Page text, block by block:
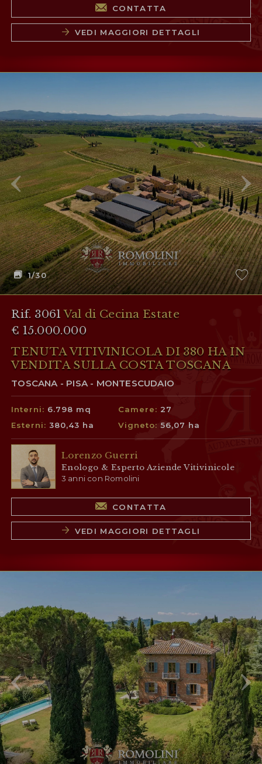
CONTATTA
VEDI MAGGIORI DETTAGLI
1/30
Rif. 3061Val di Cecina Estate
€ 15.000.000
TENUTA VITIVINICOLA DI 380 HA IN
VENDITA SULLA COSTA TOSCANA
TOSCANA - PISA - MONTESCUDAIO
Interni: 6.798 mq Camere: 27
Esterni:380,43 ha Vigneto:56,07 ha
Lorenzo Guerri
Enologo & Esperto Aziende Vitivinicole
3 anni con Romolini
CONTATTA
VEDI MAGGIORI DETTAGLI